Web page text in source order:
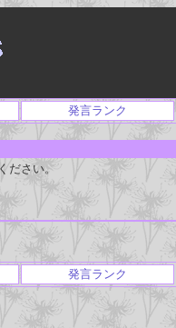
発言ランク
ださい。
発言ランク